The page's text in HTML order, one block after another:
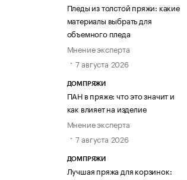
Пледы из толстой пряжи: какие
материалы выбрать для
объемного пледа
Мнение эксперта
7 августа 2026
ДОМПРЯЖИ
ПАН в пряже: что это значит и
как влияет на изделие
Мнение эксперта
7 августа 2026
ДОМПРЯЖИ
Лучшая пряжа для корзинок: